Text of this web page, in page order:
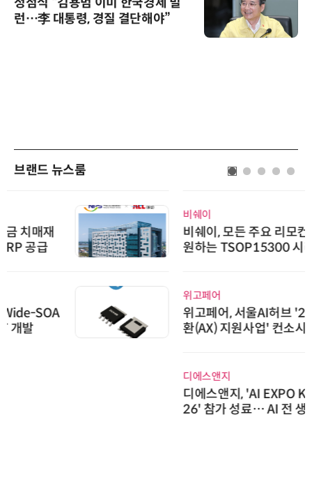
런…李 대통령, 경질 결단해야”
브랜드 뉴스룸
비쉐이, 모든 주요 리모컨 코드 지
원하는 TSOP15300 시리즈 IR 수
위고페어, 서울AI허브 '2026 AI 전
환(AX) 지원사업' 컨소시엄 선정
디에스앤지, 'AI EXPO KOREA 20
26' 참가 성료… AI 전 생애주기 아